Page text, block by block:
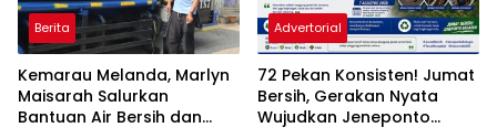
Berita
Kemarau Melanda, Marlyn
Maisarah Salurkan
Bantuan Air Bersih dan
Advertorial
72 Pekan Konsisten! Jumat
Bersih, Gerakan Nyata
Wujudkan Jeneponto